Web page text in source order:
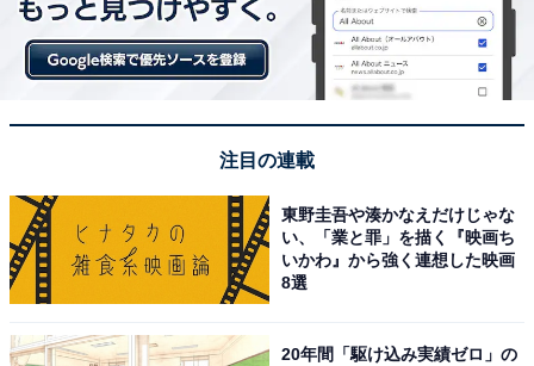
注目の連載
東野圭吾や湊かなえだけじゃな
い、「業と罪」を描く『映画ち
いかわ』から強く連想した映画
8選
20年間「駆け込み実績ゼロ」の